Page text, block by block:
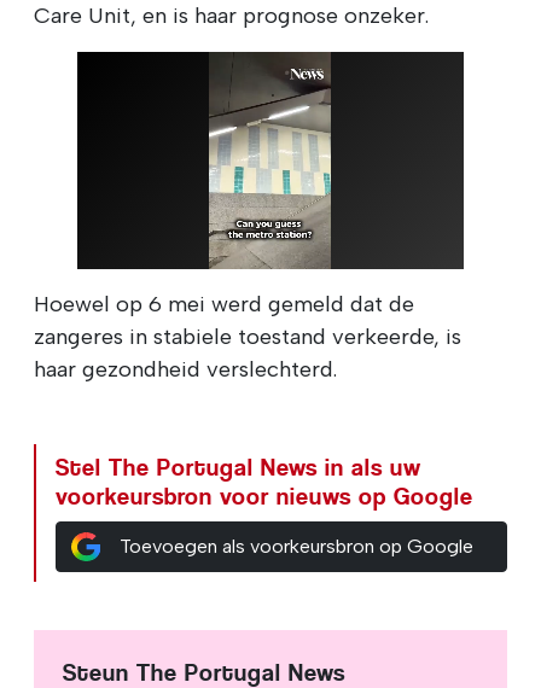
Care Unit, en is haar prognose onzeker.
Hoewel op 6 mei werd gemeld dat de
zangeres in stabiele toestand verkeerde, is
haar gezondheid verslechterd.
Stel The Portugal News in als uw
voorkeursbron voor nieuws op Google
Toevoegen als voorkeursbron op Google
Steun The Portugal News